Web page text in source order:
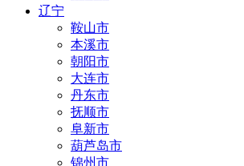
辽宁
鞍山市
本溪市
朝阳市
大连市
丹东市
抚顺市
阜新市
葫芦岛市
锦州市